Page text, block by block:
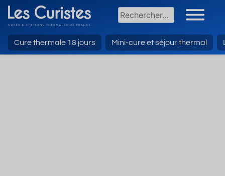
Cure thermale 18 jours Mini-cure et séjour thermal